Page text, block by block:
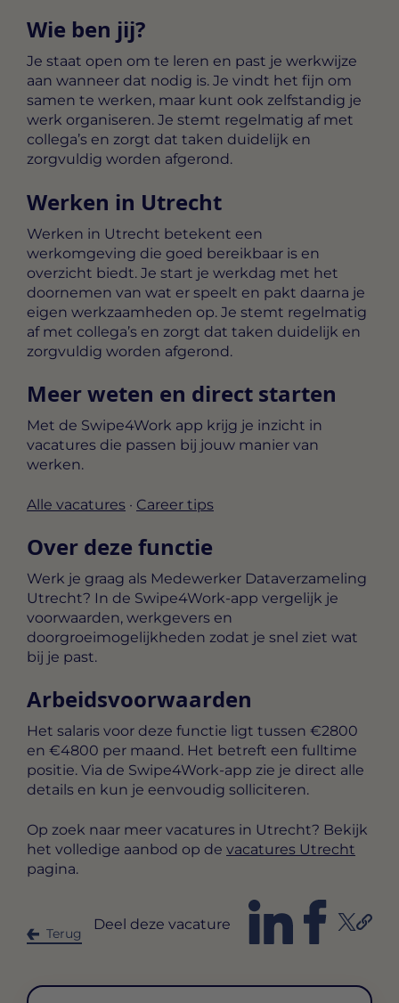
Wie ben jij?
Je staat open om te leren en past je werkwijze
aan wanneer dat nodig is. Je vindt het fijn om
samen te werken, maar kunt ook zelfstandig je
werk organiseren. Je stemt regelmatig af met
collega’s en zorgt dat taken duidelijk en
zorgvuldig worden afgerond.
Werken in Utrecht
Werken in Utrecht betekent een
werkomgeving die goed bereikbaar is en
overzicht biedt. Je start je werkdag met het
doornemen van wat er speelt en pakt daarna je
eigen werkzaamheden op. Je stemt regelmatig
af met collega’s en zorgt dat taken duidelijk en
zorgvuldig worden afgerond.
Meer weten en direct starten
Met de Swipe4Work app krijg je inzicht in
vacatures die passen bij jouw manier van
werken.
Alle vacatures · Career tips
Over deze functie
Werk je graag als Medewerker Dataverzameling
Utrecht? In de Swipe4Work-app vergelijk je
voorwaarden, werkgevers en
doorgroeimogelijkheden zodat je snel ziet wat
bij je past.
Arbeidsvoorwaarden
Het salaris voor deze functie ligt tussen €2800
en €4800 per maand . Het betreft een fulltime
positie. Via de Swipe4Work-app zie je direct alle
details en kun je eenvoudig solliciteren.
Op zoek naar meer vacatures in Utrecht? Bekijk
het volledige aanbod op de vacatures Utrecht
pagina.
Terug
Deel deze vacature